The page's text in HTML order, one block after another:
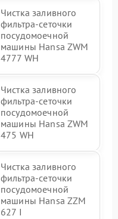
Чистка заливного
фильтра-сеточки
посудомоечной
машины Hansa ZWM
4777 WH
Чистка заливного
фильтра-сеточки
посудомоечной
машины Hansa ZWM
475 WH
Чистка заливного
фильтра-сеточки
посудомоечной
машины Hansa ZZM
627 I